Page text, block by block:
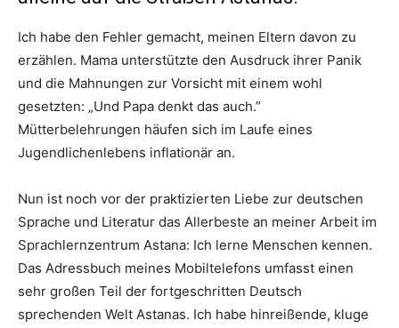
Ich habe den Fehler gemacht, meinen Eltern davon zu
erzählen. Mama unterstützte den Ausdruck ihrer Panik
und die Mahnungen zur Vorsicht mit einem wohl
gesetzten: „Und Papa denkt das auch.”
Mütterbelehrungen häufen sich im Laufe eines
Jugendlichenlebens inflationär an.
Nun ist noch vor der praktizierten Liebe zur deutschen
Sprache und Literatur das Allerbeste an meiner Arbeit im
Sprachlernzentrum Astana: Ich lerne Menschen kennen.
Das Adressbuch meines Mobiltelefons umfasst einen
sehr großen Teil der fortgeschritten Deutsch
sprechenden Welt Astanas. Ich habe hinreißende, kluge